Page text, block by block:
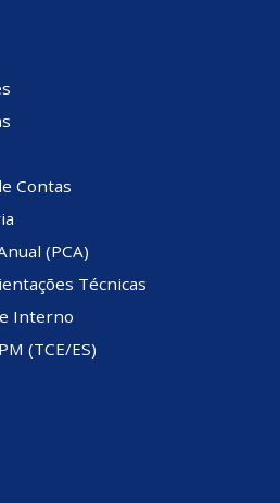
Contas
(PCA)
Técnicas
Interno
(TCE/ES)